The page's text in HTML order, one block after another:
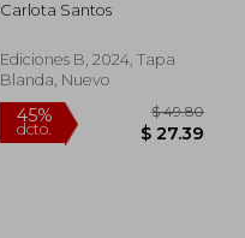
45%
dcto. $
Carlota Santos
Ediciones B, 2024, Tapa
Blanda, Nuevo